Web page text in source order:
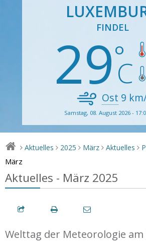
FINDEL
29
Ost 9
Samstag, 08. August 2026 -
> Aktuelles > 2025 > März > Aktuelles >
März
Aktuelles - März 2025
Welttag der Meteorologie am